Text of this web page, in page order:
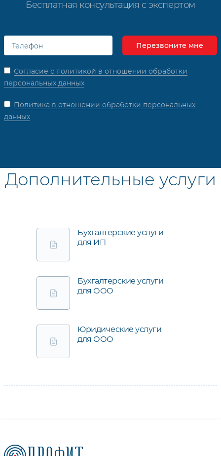
Бесплатная консультация с экспертом
Согласие с политикой в отношении обработки
персональных данных
Политика в отношении обработки персональных
данных
Дополнительные услуги
Бухгалтерские услуги
для ИП
Бухгалтерские услуги
для ООО
Юридические услуги
для ООО